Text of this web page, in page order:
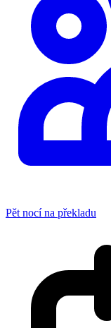
Pět nocí na překladu